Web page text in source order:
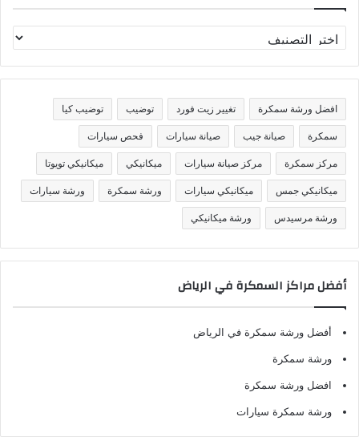
ص
ن
ف
ا
افضل ورشة سمكرة تغيير زيت فورد توضيب توضيب كيا
سمكرة صيانة جيب صيانة سيارات فحص سيارات
مركز سمكرة مركز صيانة سيارات ميكانيكي ميكانيكي تويوتا
ميكانيكي جمس ميكانيكي سيارات ورشة سمكرة ورشة سيارات
ورشة مرسيدس ورشة ميكانيكي
أفضل مراكز السمكرة في الرياض
أفضل ورشة سمكرة في الرياض
ورشة سمكرة
افضل ورشة سمكرة
ورشة سمكرة سيارات